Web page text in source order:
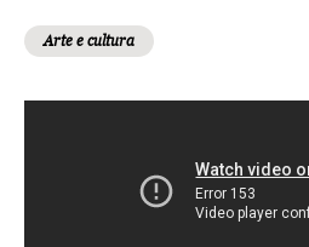
Arte e cultura